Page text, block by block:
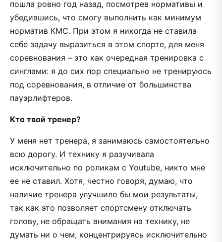
пошла ровно год назад, посмотрев нормативы и
убедившись, что смогу выполнить как минимум
норматив КМС. При этом я никогда не ставила
себе задачу выразиться в этом спорте, для меня
соревнования – это как очередная тренировка с
синглами: я до сих пор специально не тренируюсь
под соревнования, в отличие от большинства
пауэрлифтеров.
Кто твой тренер?
У меня нет тренера, я занимаюсь самостоятельно
всю дорогу. И технику я разучивала
исключительно по роликам с Youtube, никто мне
ее не ставил. Хотя, честно говоря, думаю, что
наличие тренера улучшило бы мои результаты,
так как это позволяет спортсмену отключать
голову, не обращать внимания на технику, не
думать ни о чем, концентрируясь исключительно